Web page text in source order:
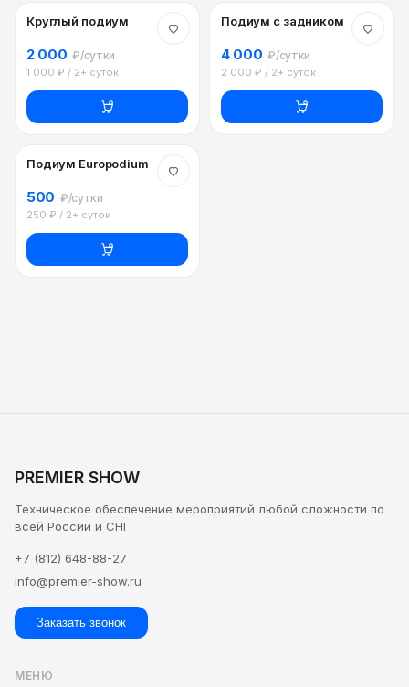
Круглый подиум
2 000 ₽/сутки
1 000 ₽ / 2+ суток
Подиум с задником
4 000 ₽/сутки
2 000 ₽ / 2+ суток
Подиум Europodium
500 ₽/сутки
250 ₽ / 2+ суток
PREMIER SHOW
Техническое обеспечение мероприятий любой сложности по
всей России и СНГ.
+7 (812) 648-88-27
info@premier-show.ru
Заказать звонок
МЕНЮ